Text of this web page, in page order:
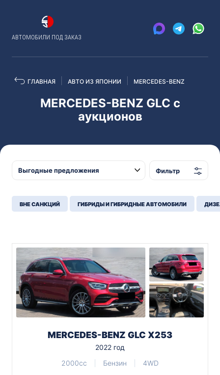
АВТОМОБИЛИ ПОД ЗАКАЗ
ГЛАВНАЯ АВТО ИЗ ЯПОНИИ MERCEDES-BENZ
MERCEDES-BENZ GLC с
аукционов
Фильтр
ВНЕ САНКЦИЙ ГИБРИДЫ И ГИБРИДНЫЕ АВТОМОБИЛИ
MERCEDES-BENZ GLC X253
2022 год
2000cc
Бензин 4WD